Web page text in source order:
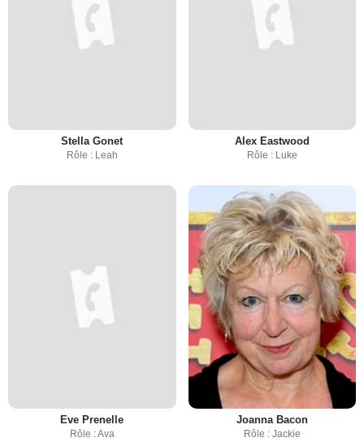
Stella Gonet
Rôle : Leah
Alex Eastwood
Rôle : Luke
Eve Prenelle
Rôle : Ava
Joanna Bacon
Rôle : Jackie